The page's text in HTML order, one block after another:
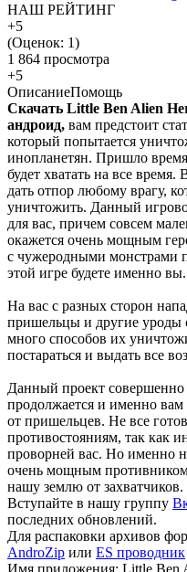
НАШ РЕЙТИНГ
+5
(Оценок: 1)
1 864 просмотра
+5
ОписаниеПомощь
Скачать Little Ben Alien
андроид, вам предстоит
который попытается
инопланетян. Пришло
будет хватать на все
дать отпор любому врагу,
уничтожить. Данный
для вас, причем совсем
окажется очень мощным
с чужеродными монстрами
этой игре будете именно вы.
На вас с разных сторон
пришельцы и другие уроды
много способов их
постараться и выдать все
Данный проект совершенно
продолжается и именно вам
от пришельцев. Не все
противостояниям, так как
проворней вас. Но именно
очень мощным
нашу землю от захватчиков.
Вступайте в нашу группу
последних обновлений.
Для распаковки архивов
AndroZip или ES проводник
Имя приложения: Little Ben